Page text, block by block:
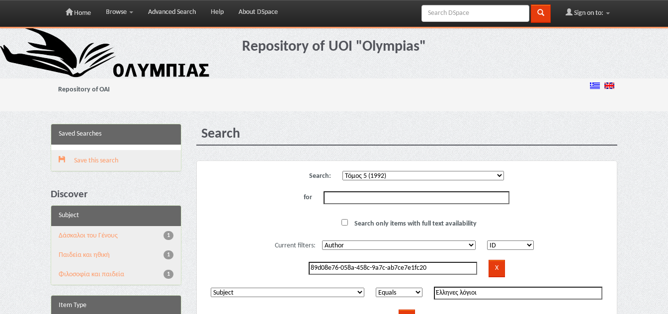
Skip
navigation
Home Browse Advanced Search Help About DSpace Sign on to:
Repository of UOI "Olympias"
Repository of OAI
Saved Searches
Save this search
Discover
Subject
1
Δάσκαλοι του Γένους
1
Παιδεία και ηθική
1
Φιλοσοφία και παιδεία
Item Type
Search
Search:
for
Search only items with full text availability
Current filters: